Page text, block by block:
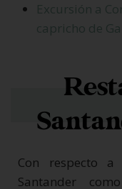
Excursión a
capricho de
Con respecto
Santander